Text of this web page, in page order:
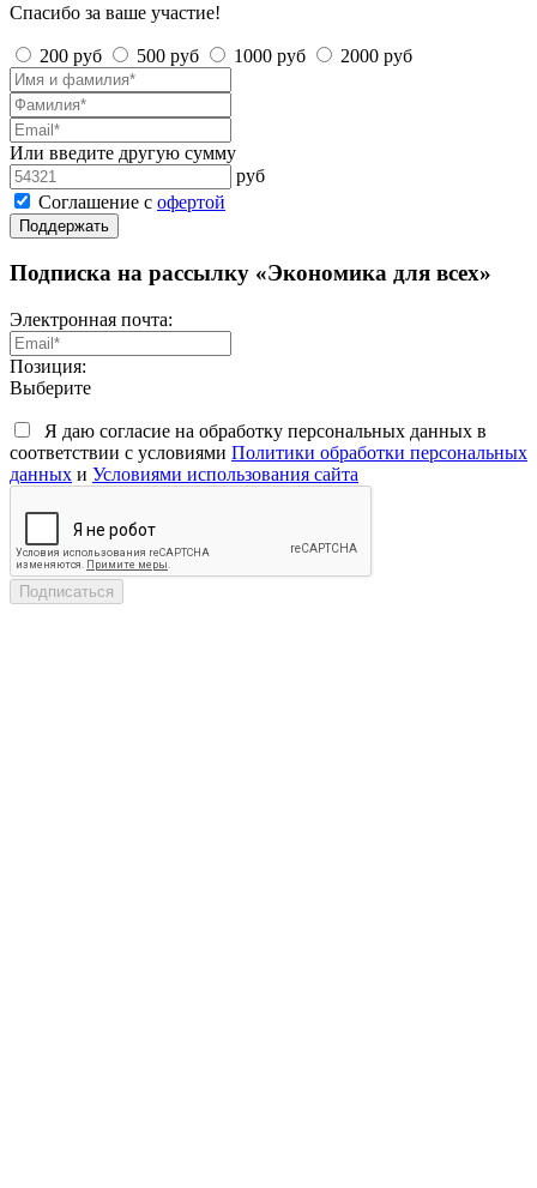
Спасибо за ваше участие!
200 руб 500 руб 1000 руб 2000 руб
Или введите другую сумму
руб
Соглашение с офертой
Поддержать
Подписка на рассылку «Экономика для всех»
Электронная почта:
Позиция:
Выберите
Я даю согласие на обработку персональных данных в
соответствии с условиями Политики обработки персональных
данных и Условиями использования сайта
Подписаться